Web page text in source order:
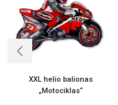
XXL helio balionas
„Motociklas“